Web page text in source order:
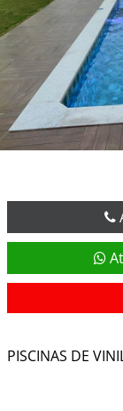
PISCINAS DE